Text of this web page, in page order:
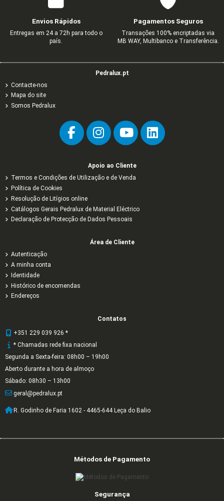
Envios Rápidos
Entregas em 24 a 72h para todo o
país.
Pagamentos Seguros
Transações 100% encriptadas via
MB WAY, Multibanco e Transferência.
Pedralux.pt
Contacte-nos
Mapa do site
Somos Pedralux
Apoio ao Cliente
Termos e Condições de Utilização e de Venda
Política de Cookies
Resolução de Litígios online
Catálogos Gerais Pedralux de Material Eléctrico
Declaração de Protecção de Dados Pessoais
Área de Cliente
Autenticação
A minha conta
Identidade
Histórico de encomendas
Endereços
Contatos
+351 229 039 926 *
* Chamadas rede fixa nacional
Segunda a Sexta-feira: 08h00 – 19h00
Aberto durante a hora de almoço
Sábado: 08h30 – 13h00
geral@pedralux.pt
R. Godinho de Faria 1602 - 4465-644 Leça do Balio
Métodos de Pagamento
Segurança